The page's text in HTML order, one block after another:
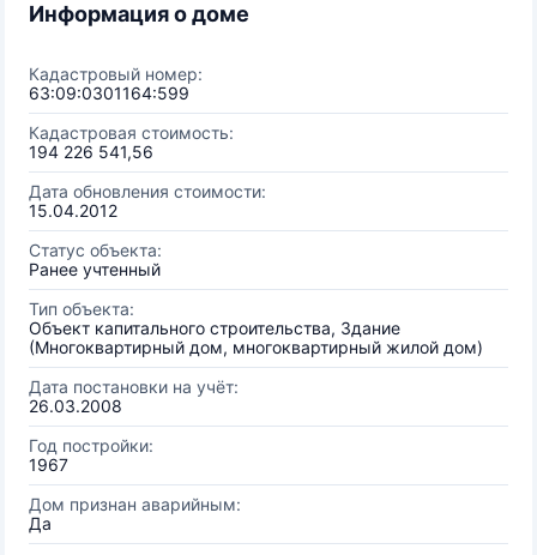
Информация о доме
Кадастровый номер:
63:09:0301164:599
Кадастровая стоимость:
194 226 541,56
Дата обновления стоимости:
15.04.2012
Статус объекта:
Ранее учтенный
Тип объекта:
Объект капитального строительства, Здание
(Многоквартирный дом, многоквартирный жилой дом)
Дата постановки на учёт:
26.03.2008
Год постройки:
1967
Дом признан аварийным:
Да